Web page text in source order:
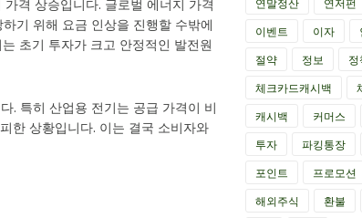
가격 상승입니다. 글로벌 에너지 가격
기 위해 요금 인상을 진행할 수밖에
초기 투자가 크고 안정적인 발전원
. 특히 산업용 전기는 공급 가격이 비
한 상황입니다. 이는 결국 소비자와
연말정산
연저펀
이벤트
이자
절약
정보 정
체크카드캐시백
캐시백
커머스
투자
파킹통장
포인트
프로모션
해외주식
환불